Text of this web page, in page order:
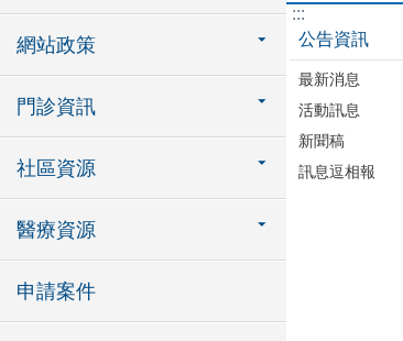
網站政策
門診資訊
社區資源
醫療資源
申請案件
:::
公告資訊
最新消息
活動訊息
新聞稿
訊息逗相報